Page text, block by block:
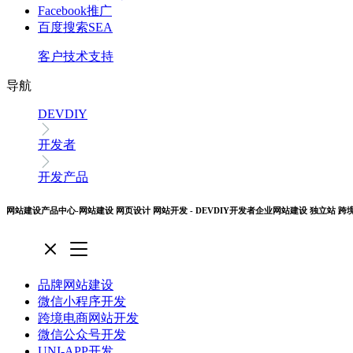
Facebook推广
百度搜索SEA
客户技术支持
导航
DEVDIY
开发者
开发产品
网站建设产品中心-网站建设 网页设计 网站开发 - DEVDIY开发者企业网站建设 独立站 跨
品牌网站建设
微信小程序开发
跨境电商网站开发
微信公众号开发